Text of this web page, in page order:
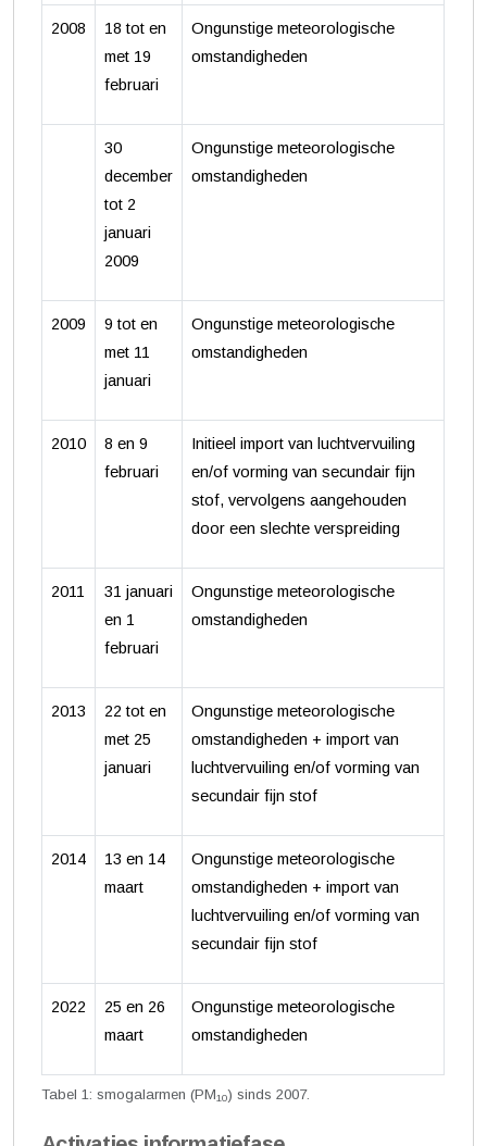
Tabel 1: smogalarmen (PM10) sinds 2007.
2008
18 tot en
met 19
februari
Ongunstige meteorologische
omstandigheden
30
december
tot 2
januari
2009
Ongunstige meteorologische
omstandigheden
2009
9 tot en
met 11
januari
Ongunstige meteorologische
omstandigheden
2010
8 en 9
februari
Initieel import van luchtvervuiling
en/of vorming van secundair fijn
stof, vervolgens aangehouden
door een slechte verspreiding
2011
31 januari
en 1
februari
Ongunstige meteorologische
omstandigheden
2013
22 tot en
met 25
januari
Ongunstige meteorologische
omstandigheden + import van
luchtvervuiling en/of vorming van
secundair fijn stof
2014
13 en 14
maart
Ongunstige meteorologische
omstandigheden + import van
luchtvervuiling en/of vorming van
secundair fijn stof
2022
25 en 26
maart
Ongunstige meteorologische
omstandigheden